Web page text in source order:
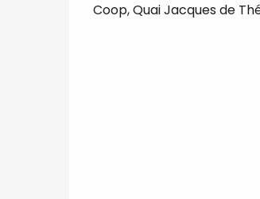
Coop, Quai Jacques de